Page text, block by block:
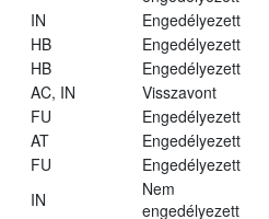
IN
Engedélyezett
HB
Engedélyezett
HB
Engedélyezett
AC, IN
Visszavont
FU
Engedélyezett
AT
Engedélyezett
FU
Engedélyezett
IN
Nem
engedélyezett